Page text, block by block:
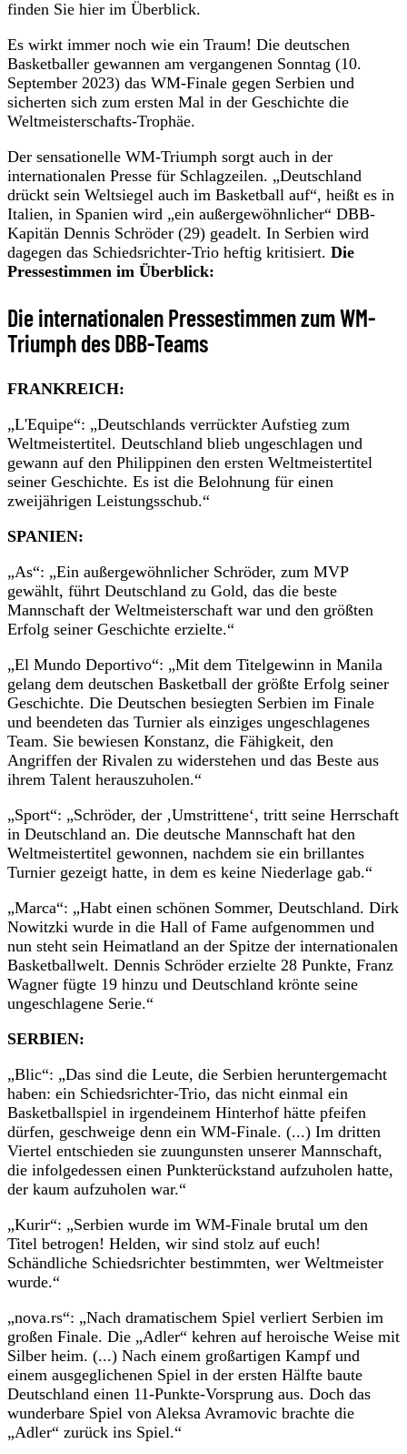
finden Sie hier im Überblick.
Es wirkt immer noch wie ein Traum! Die deutschen
Basketballer gewannen am vergangenen Sonntag (10.
September 2023) das WM-Finale gegen Serbien und
sicherten sich zum ersten Mal in der Geschichte die
Weltmeisterschafts-Trophäe.
Der sensationelle WM-Triumph sorgt auch in der
internationalen Presse für Schlagzeilen. „Deutschland
drückt sein Weltsiegel auch im Basketball auf“, heißt es in
Italien, in Spanien wird „ein außergewöhnlicher“ DBB-
Kapitän Dennis Schröder (29) geadelt. In Serbien wird
dagegen das Schiedsrichter-Trio heftig kritisiert. Die
Pressestimmen im Überblick:
Die internationalen Pressestimmen zum WM-
Triumph des DBB-Teams
FRANKREICH:
„L'Equipe“: „Deutschlands verrückter Aufstieg zum
Weltmeistertitel. Deutschland blieb ungeschlagen und
gewann auf den Philippinen den ersten Weltmeistertitel
seiner Geschichte. Es ist die Belohnung für einen
zweijährigen Leistungsschub.“
SPANIEN:
„As“: „Ein außergewöhnlicher Schröder, zum MVP
gewählt, führt Deutschland zu Gold, das die beste
Mannschaft der Weltmeisterschaft war und den größten
Erfolg seiner Geschichte erzielte.“
„El Mundo Deportivo“: „Mit dem Titelgewinn in Manila
gelang dem deutschen Basketball der größte Erfolg seiner
Geschichte. Die Deutschen besiegten Serbien im Finale
und beendeten das Turnier als einziges ungeschlagenes
Team. Sie bewiesen Konstanz, die Fähigkeit, den
Angriffen der Rivalen zu widerstehen und das Beste aus
ihrem Talent herauszuholen.“
„Sport“: „Schröder, der ‚Umstrittene‘, tritt seine Herrschaft
in Deutschland an. Die deutsche Mannschaft hat den
Weltmeistertitel gewonnen, nachdem sie ein brillantes
Turnier gezeigt hatte, in dem es keine Niederlage gab.“
„Marca“: „Habt einen schönen Sommer, Deutschland. Dirk
Nowitzki wurde in die Hall of Fame aufgenommen und
nun steht sein Heimatland an der Spitze der internationalen
Basketballwelt. Dennis Schröder erzielte 28 Punkte, Franz
Wagner fügte 19 hinzu und Deutschland krönte seine
ungeschlagene Serie.“
SERBIEN:
„Blic“: „Das sind die Leute, die Serbien heruntergemacht
haben: ein Schiedsrichter-Trio, das nicht einmal ein
Basketballspiel in irgendeinem Hinterhof hätte pfeifen
dürfen, geschweige denn ein WM-Finale. (...) Im dritten
Viertel entschieden sie zuungunsten unserer Mannschaft,
die infolgedessen einen Punkterückstand aufzuholen hatte,
der kaum aufzuholen war.“
„Kurir“: „Serbien wurde im WM-Finale brutal um den
Titel betrogen! Helden, wir sind stolz auf euch!
Schändliche Schiedsrichter bestimmten, wer Weltmeister
wurde.“
„nova.rs“: „Nach dramatischem Spiel verliert Serbien im
großen Finale. Die „Adler“ kehren auf heroische Weise mit
Silber heim. (...) Nach einem großartigen Kampf und
einem ausgeglichenen Spiel in der ersten Hälfte baute
Deutschland einen 11-Punkte-Vorsprung aus. Doch das
wunderbare Spiel von Aleksa Avramovic brachte die
„Adler“ zurück ins Spiel.“